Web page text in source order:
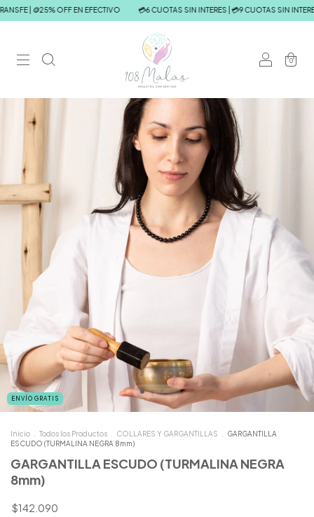
| 🪙25% OFF EN EFECTIVO 💳6 CUOTAS SIN INTERES | 💳9 CUOTAS SIN
0
ENVÍO GRATIS
Inicio Todos los Productos COLLARES Y GARGANTILLAS
GARGANTILLA
ESCUDO (TURMALINA NEGRA 8mm)
GARGANTILLA ESCUDO (TURMALINA NEGRA
8mm)
$142.090